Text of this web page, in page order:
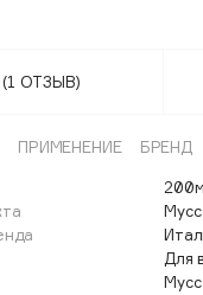
(1 ОТЗЫВ)
ПРИМЕНЕНИЕ БРЕНД
Мусс
Для
Мусс